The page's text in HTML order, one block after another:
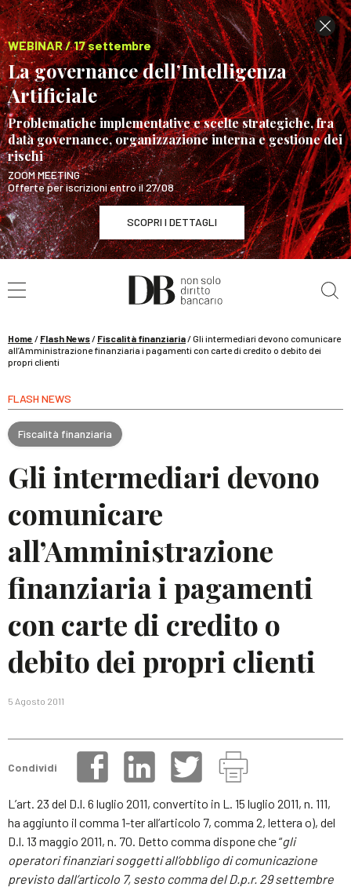
WEBINAR / 17 settembre
La governance dell’Intelligenza
Artificiale
Problematiche implementative e scelte strategiche, fra
data governance, organizzazione interna e gestione dei
rischi
ZOOM MEETING
Offerte per iscrizioni entro il 27/08
SCOPRI I DETTAGLI
WEBINAR / 17 settembre
La governance dell’Intelligenza Artificiale
Home / Flash News/ Fiscalità finanziaria/Gli intermediari devono comunicare
all’Amministrazione finanziaria i pagamenti con carte di credito o debito dei
propri clienti
FLASH NEWS
Fiscalità finanziaria
Gli intermediari devono
comunicare
all’Amministrazione
finanziaria i pagamenti
con carte di credito o
debito dei propri clienti
5 Agosto 2011
Condividi
L’art. 23 del D.l. 6 luglio 2011, convertito in L. 15 luglio 2011, n. 111,
ha aggiunto il comma 1-ter all’articolo 7, comma 2, lettera o), del
D.l. 13 maggio 2011, n. 70. Detto comma dispone che “gli
operatori finanziari soggetti all’obbligo di comunicazione
previsto dall’articolo 7, sesto comma del D.p.r. 29 settembre